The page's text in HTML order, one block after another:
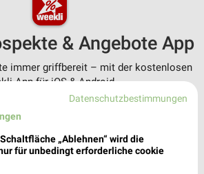
& Angebote App
immer griffbereit – mit der kostenlosen
App für iOS & Android.
Angebote
Lieblingshändler
bei neuen Prospekten
- Einkauf stressfrei planen
Datenschutzbestimmungen
„Ablehnen“ wird die
für unbedingt erforderliche cookie